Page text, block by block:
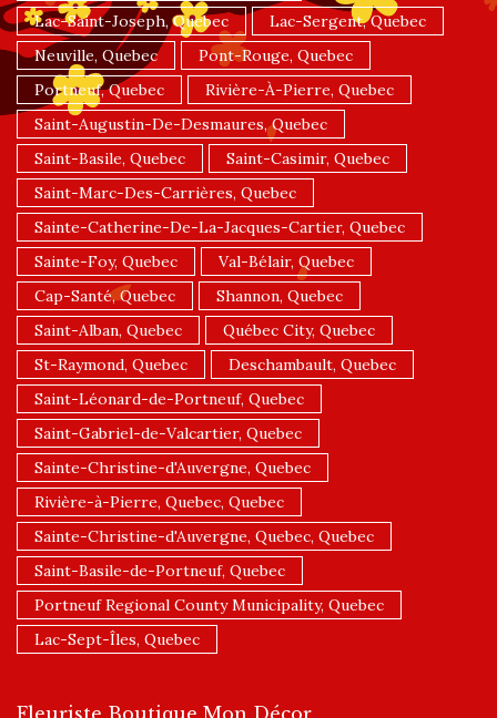
Lac-Saint-Joseph, Quebec
Lac-Sergent, Quebec
Neuville, Quebec
Pont-Rouge, Quebec
Portneuf, Quebec
Rivière-À-Pierre, Quebec
Saint-Augustin-De-Desmaures, Quebec
Saint-Basile, Quebec
Saint-Casimir, Quebec
Saint-Marc-Des-Carrières, Quebec
Sainte-Catherine-De-La-Jacques-Cartier, Quebec
Sainte-Foy, Quebec
Val-Bélair, Quebec
Cap-Santé, Quebec
Shannon, Quebec
Saint-Alban, Quebec
Québec City, Quebec
St-Raymond, Quebec
Deschambault, Quebec
Saint-Léonard-de-Portneuf, Quebec
Saint-Gabriel-de-Valcartier, Quebec
Sainte-Christine-d'Auvergne, Quebec
Rivière-à-Pierre, Quebec, Quebec
Sainte-Christine-d'Auvergne, Quebec, Quebec
Saint-Basile-de-Portneuf, Quebec
Portneuf Regional County Municipality, Quebec
Lac-Sept-Îles, Quebec
Fleuriste Boutique Mon Décor